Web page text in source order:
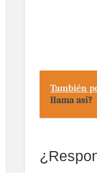
También
llama así?